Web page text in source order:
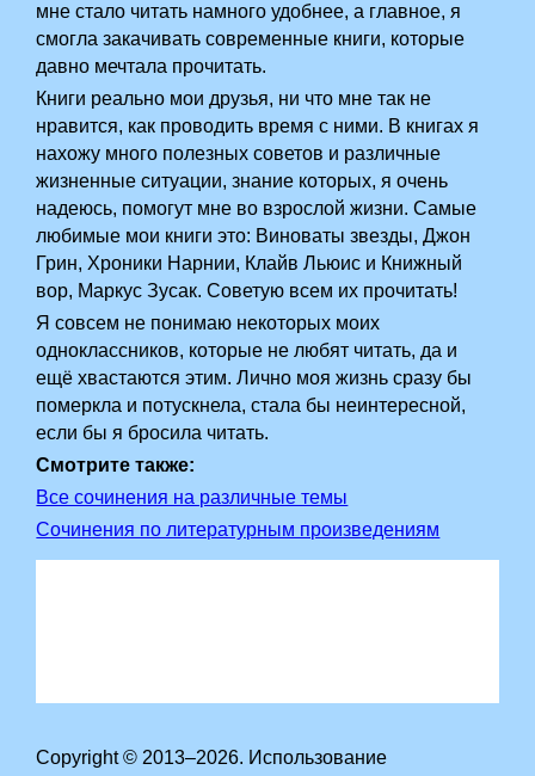
мне стало читать намного удобнее, а главное, я
смогла закачивать современные книги, которые
давно мечтала прочитать.
Книги реально мои друзья, ни что мне так не
нравится, как проводить время с ними. В книгах я
нахожу много полезных советов и различные
жизненные ситуации, знание которых, я очень
надеюсь, помогут мне во взрослой жизни. Самые
любимые мои книги это: Виноваты звезды, Джон
Грин, Хроники Нарнии, Клайв Льюис и Книжный
вор, Маркус Зусак. Советую всем их прочитать!
Я совсем не понимаю некоторых моих
одноклассников, которые не любят читать, да и
ещё хвастаются этим. Лично моя жизнь сразу бы
померкла и потускнела, стала бы неинтересной,
если бы я бросила читать.
Смотрите также:
Все сочинения на различные темы
Сочинения по литературным произведениям
Copyright © 2013–2026. Использование